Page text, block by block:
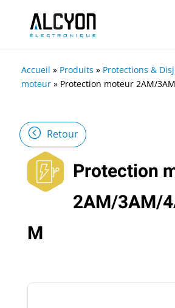
Accueil » Produits » Protections &
moteur » Protection moteur 2AM/
Retour
Protection
2AM/3AM/
M